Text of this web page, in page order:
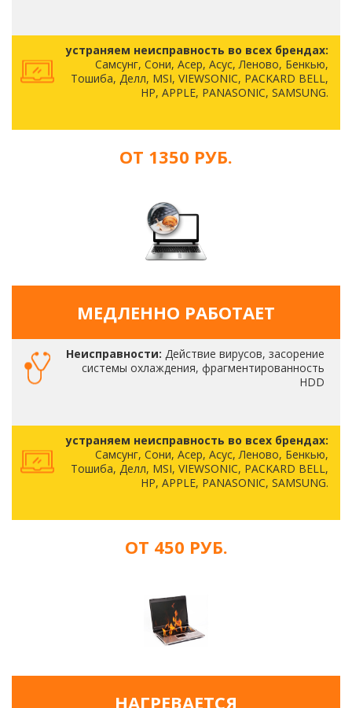
устраняем неисправность во всех брендах:
Самсунг, Сони, Асер, Асус, Леново, Бенкью,
Тошиба, Делл, MSI, VIEWSONIC, PACKARD BELL,
HP, APPLE, PANASONIC, SAMSUNG.
ОТ 1350 РУБ.
МЕДЛЕННО РАБОТАЕТ
Неисправности: Действие вирусов, засорение
системы охлаждения, фрагментированность
HDD
устраняем неисправность во всех брендах:
Самсунг, Сони, Асер, Асус, Леново, Бенкью,
Тошиба, Делл, MSI, VIEWSONIC, PACKARD BELL,
HP, APPLE, PANASONIC, SAMSUNG.
ОТ 450 РУБ.
НАГРЕВАЕТСЯ